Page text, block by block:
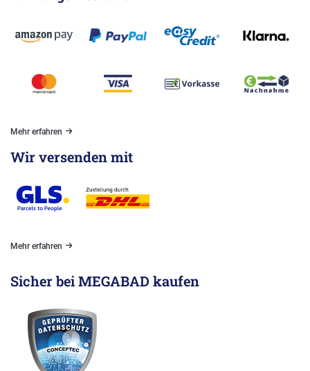
Mehr erfahren
Wir versenden mit
Mehr erfahren
Sicher bei MEGABAD kaufen